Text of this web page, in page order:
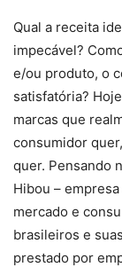
Qual a receita
impecável?
e/ou produto, o
satisfatória?
marcas que
consumidor
quer. Pensando
Hibou –
mercado e
brasileiros e
prestado por